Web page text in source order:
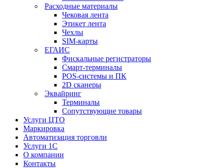
Расходные материалы
Чековая лента
Этикет лента
Чехлы
SIM-карты
ЕГАИС
Фискальные регистраторы
Смарт-терминалы
POS-системы и ПК
2D сканеры
Эквайринг
Терминалы
Сопутствующие товары
Услуги ЦТО
Маркировка
Автоматизация торговли
Услуги 1С
О компании
Контакты